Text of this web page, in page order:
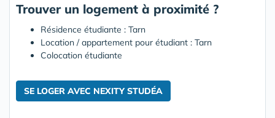
Trouver un logement à proximité ?
Résidence étudiante : Tarn
Location / appartement pour étudiant : Tarn
Colocation étudiante
SE LOGER AVEC NEXITY STUDÉA